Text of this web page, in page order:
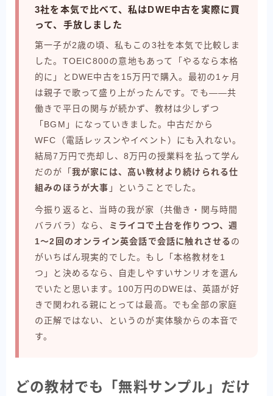
3社を本気で比べて、私はDWE中古を実際に買
って、手放しました
第一子が2歳の頃、私もこの3社を本気で比較しま
した。TOEIC800の意地もあって「やるなら本格
的に」とDWE中古を15万円で購入。最初の1ヶ月
は親子で歌って盛り上がったんです。でも――共
働きで平日の関与が続かず、教材は少しずつ
「BGM」になっていきました。中古だから
WFC（電話レッスンやイベント）にも入れない。
結局7万円で売却し、8万円の授業料を払って学ん
だのが「 我が家には、高い教材より続けられる仕
組みのほうが大事 」ということでした。
今振り返ると、当時の我が家（共働き・関与時間
バラバラ）なら、
ミライコで土台を作りつつ、週
1〜2回のオンライン英会話で会話に触れさせるの
がいちばん現実的でした。もし「本格教材を1
つ」と決めるなら、自走しやすいサンリオを選ん
でいたと思います。100万円のDWEは、英語が好
きで関われる親にとっては最高。でも全部の家庭
の正解ではない、というのが実体験からの本音で
す。
どの教材でも「無料サンプル」だけ